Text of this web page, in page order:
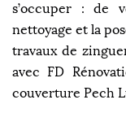
s’occuper : de
nettoyage et la
travaux de
avec FD
couverture Pech